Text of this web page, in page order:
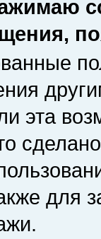
эта
для